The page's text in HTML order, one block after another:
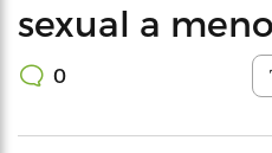
sexual a
0